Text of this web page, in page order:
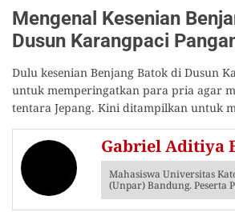
Mengenal Kesenian
Dusun Karangpaci
Dulu kesenian Benjang Batok di Dusun
untuk memperingatkan para pria agar
tentara Jepang. Kini ditampilkan untuk
Gabriel Aditiya
Mahasiswa Universitas
(Unpar) Bandung. Peserta